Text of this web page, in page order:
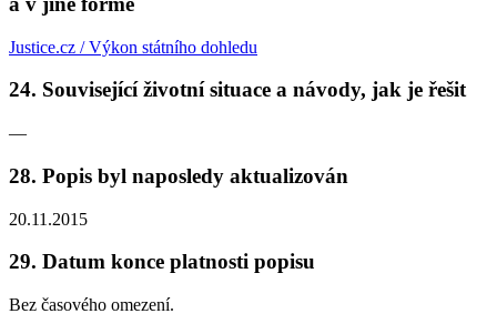
Justice.cz / Výkon státního dohledu
24. Související životní situace a návody, jak je řešit
—
28. Popis byl naposledy aktualizován
20.11.2015
29. Datum konce platnosti popisu
Bez časového omezení.